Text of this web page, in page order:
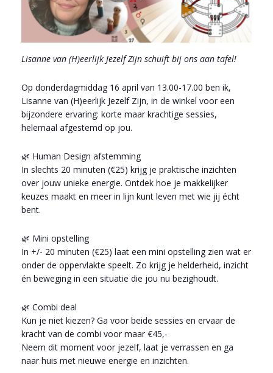
Lisanne van (H)eerlijk Jezelf Zijn schuift bij ons aan tafel!
Op donderdagmiddag 16 april van 13.00-17.00 ben ik,
Lisanne van (H)eerlijk Jezelf Zijn, in de winkel voor een
bijzondere ervaring: korte maar krachtige sessies,
helemaal afgestemd op jou.
🌿 Human Design afstemming
In slechts 20 minuten (€25) krijg je praktische inzichten
over jouw unieke energie. Ontdek hoe je makkelijker
keuzes maakt en meer in lijn kunt leven met wie jij écht
bent.
🌿 Mini opstelling
In +/- 20 minuten (€25) laat een mini opstelling zien wat er
onder de oppervlakte speelt. Zo krijg je helderheid, inzicht
én beweging in een situatie die jou nu bezighoudt.
🌿 Combi deal
Kun je niet kiezen? Ga voor beide sessies en ervaar de
kracht van de combi voor maar €45,-
Neem dit moment voor jezelf, laat je verrassen en ga
naar huis met nieuwe energie en inzichten.